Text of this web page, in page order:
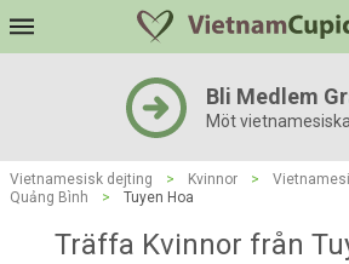
Bli Medlem
Möt
Vietnamesisk dejting > Kvinnor >
Quảng Bình
> Tuyen Hoa
Träffa Kvinnor från